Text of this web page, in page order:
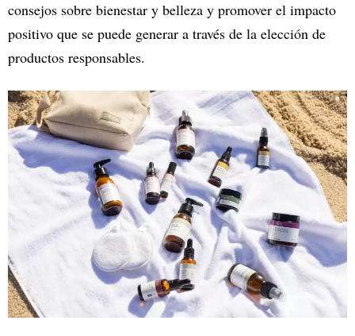
consejos sobre bienestar y belleza y promover el impacto
positivo que se puede generar a través de la elección de
productos responsables.